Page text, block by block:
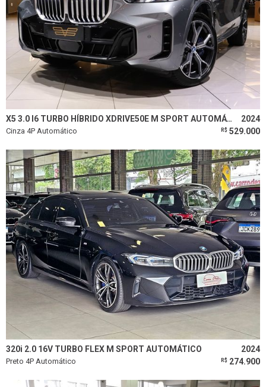
X5 3.0 I6 TURBO HÍBRIDO XDRIVE50E M SPORT AUTOMÁTICO 2024
Cinza 4P Automático R$ 529.000
320i 2.0 16V TURBO FLEX M SPORT AUTOMÁTICO 2024
Preto 4P Automático R$ 274.900